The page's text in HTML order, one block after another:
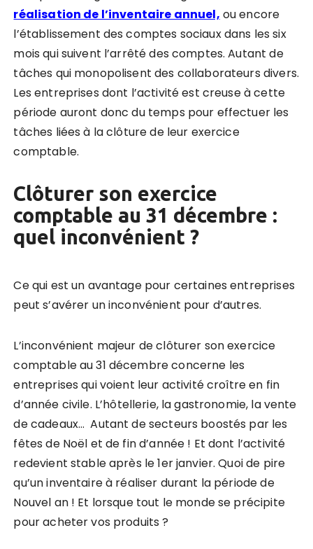
réalisation de l’inventaire annuel, ou encore
l’établissement des comptes sociaux dans les six
mois qui suivent l’arrêté des comptes. Autant de
tâches qui monopolisent des collaborateurs divers.
Les entreprises dont l’activité est creuse à cette
période auront donc du temps pour effectuer les
tâches liées à la clôture de leur exercice
comptable.
Clôturer son exercice
comptable au 31 décembre :
quel inconvénient ?
Ce qui est un avantage pour certaines entreprises
peut s’avérer un inconvénient pour d’autres.
L’inconvénient majeur de clôturer son exercice
comptable au 31 décembre concerne les
entreprises qui voient leur activité croître en fin
d’année civile. L’hôtellerie, la gastronomie, la vente
de cadeaux… Autant de secteurs boostés par les
fêtes de Noël et de fin d’année ! Et dont l’activité
redevient stable après le 1er janvier. Quoi de pire
qu’un inventaire à réaliser durant la période de
Nouvel an ! Et lorsque tout le monde se précipite
pour acheter vos produits ?